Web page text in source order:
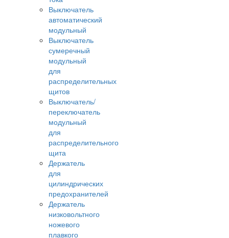
Выключатель
автоматический
модульный
Выключатель
сумеречный
модульный
для
распределительных
щитов
Выключатель/
переключатель
модульный
для
распределительного
щита
Держатель
для
цилиндрических
предохранителей
Держатель
низковольтного
ножевого
плавкого